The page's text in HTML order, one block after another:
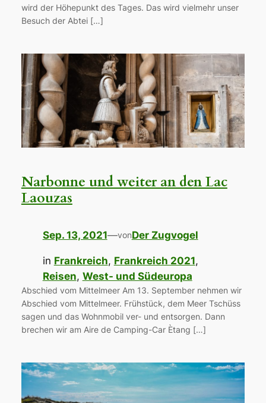
wird der Höhepunkt des Tages. Das wird vielmehr unser
Besuch der Abtei […]
Narbonne und weiter an den Lac
Laouzas
Sep. 13, 2021—vonDer Zugvogel
in Frankreich, Frankreich 2021
Reisen, West- und Südeuropa
Abschied vom Mittelmeer Am 13. September nehmen wir
Abschied vom Mittelmeer. Frühstück, dem Meer Tschüss
sagen und das Wohnmobil ver- und entsorgen. Dann
brechen wir am Aire de Camping-Car Ètang […]